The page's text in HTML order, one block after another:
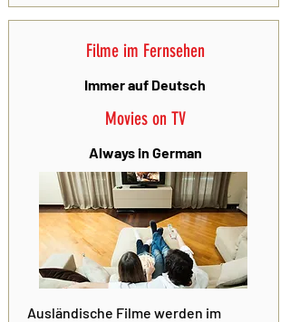
Filme im Fernsehen
Immer auf Deutsch
Movies on TV
Always in German
Ausländische Filme werden im